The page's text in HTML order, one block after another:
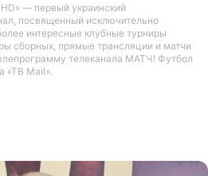
— первый украинский
посвященный исключительно
интересные клубные турниры
сборных, прямые трансляции и матчи
телеканала МАТЧ! Футбол
«ТВ Mail».